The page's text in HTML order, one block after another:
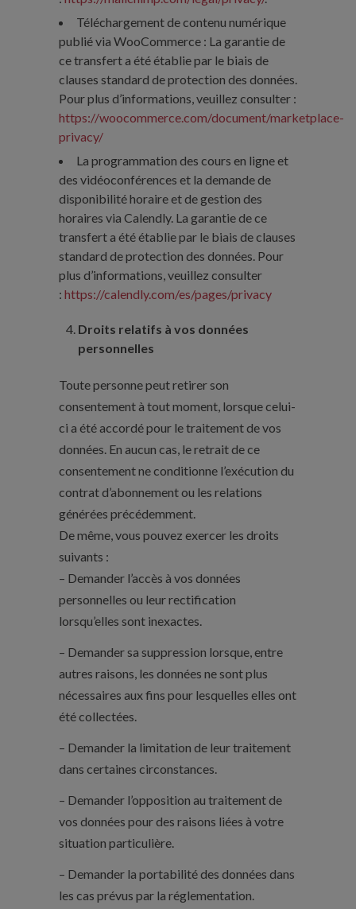
Téléchargement de contenu numérique
publié via WooCommerce : La garantie de
ce transfert a été établie par le biais de
clauses standard de protection des données.
Pour plus d’informations, veuillez consulter :
https://woocommerce.com/document/marketplace-
privacy/
La programmation des cours en ligne et
des vidéoconférences et la demande de
disponibilité horaire et de gestion des
horaires via Calendly. La garantie de ce
transfert a été établie par le biais de clauses
standard de protection des données. Pour
plus d’informations, veuillez consulter
: https://calendly.com/es/pages/privacy
Droits relatifs à vos données
personnelles
Toute personne peut retirer son
consentement à tout moment, lorsque celui-
ci a été accordé pour le traitement de vos
données. En aucun cas, le retrait de ce
consentement ne conditionne l’exécution du
contrat d’abonnement ou les relations
générées précédemment.
De même, vous pouvez exercer les droits
suivants :
– Demander l’accès à vos données
personnelles ou leur rectification
lorsqu’elles sont inexactes.
– Demander sa suppression lorsque, entre
autres raisons, les données ne sont plus
nécessaires aux fins pour lesquelles elles ont
été collectées.
– Demander la limitation de leur traitement
dans certaines circonstances.
– Demander l’opposition au traitement de
vos données pour des raisons liées à votre
situation particulière.
– Demander la portabilité des données dans
les cas prévus par la réglementation.